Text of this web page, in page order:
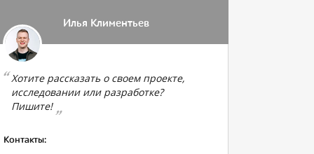
Илья Климентьев
Хотите рассказать о своем проекте,
исследовании или разработке?
Пишите!
Контакты: